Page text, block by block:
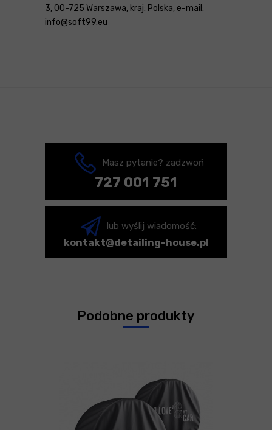
3, 00-725 Warszawa, kraj: Polska, e-mail:
info@soft99.eu
Masz pytanie? zadzwoń
727 001 751
lub wyślij wiadomość:
kontakt@detailing-house.pl
Podobne produkty